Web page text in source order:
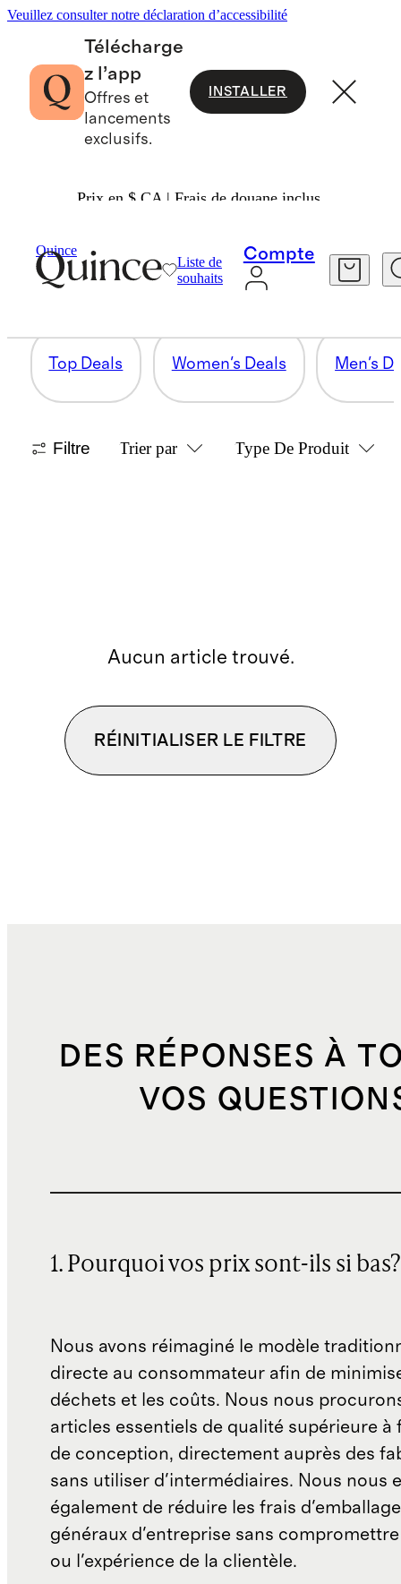
Veuillez consulter notre déclaration d’accessibilité
Télécharge
z l’app
Offres et
lancements
exclusifs.
INSTALLER
Prix en $ CA | Frais de douane inclus.
Quince
Liste de
souhaits
Compte
KIDS & BABY DEALS
0 articles
Top Deals Women's Deals Men's
Filtre Trier par Type De Produit
Aucun article trouvé.
RÉINITIALISER LE FILTRE
DES RÉPONSES À
VOS
1. Pourquoi vos prix sont-ils si bas?
Nous avons réimaginé le modèle
directe au consommateur afin de
déchets et les coûts. Nous nous
articles essentiels de qualité supérieure à
de conception, directement auprès des
sans utiliser d'intermédiaires. Nous nous
également de réduire les frais
généraux d'entreprise sans
ou l'expérience de la clientèle.